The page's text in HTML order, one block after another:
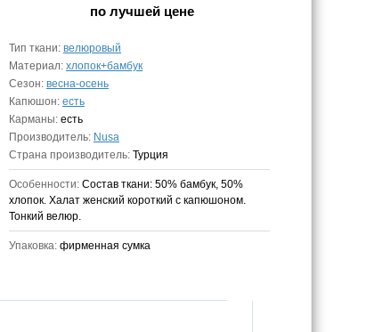
по лучшей цене
Тип ткани: велюровый
Материал: хлопок+бамбук
Сезон: весна-осень
Капюшон: есть
Карманы: есть
Производитель: Nusa
Страна производитель: Турция
Особенности: Состав ткани: 50% бамбук, 50%
хлопок. Халат женский короткий с капюшоном.
Тонкий велюр.
Упаковка: фирменная сумка